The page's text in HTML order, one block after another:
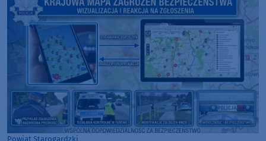
Powiat Starogardzki